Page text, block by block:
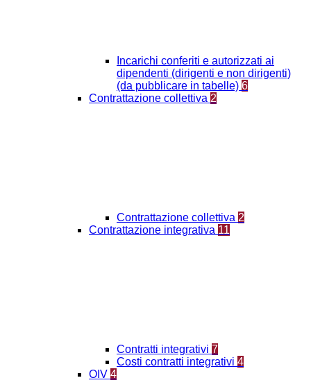
Incarichi conferiti e autorizzati ai
dipendenti (dirigenti e non dirigenti)
(da pubblicare in tabelle) 6
Contrattazione collettiva 2
Contrattazione collettiva 2
Contrattazione integrativa 11
Contratti integrativi 7
Costi contratti integrativi 4
OIV 4